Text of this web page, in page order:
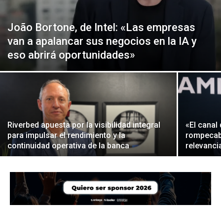
João Bortone, de Intel: «Las empresas
van a apalancar sus negocios en la IA y
eso abrirá oportunidades»
Riverbed apuesta por la visibilidad integral
para impulsar el rendimiento y la
continuidad operativa de la banca
«El canal